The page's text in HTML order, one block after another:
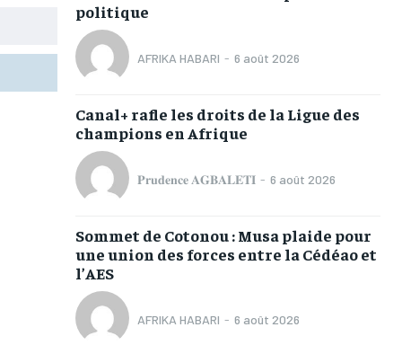
NOUVELLE D’AFRIQUE
LEDEFENSEURINFO
ACTU LOMÉ
1-MONTH
/ month
to this tier, you are billed
after the first one until you
of the monthly subscription.
1-MONTH
/ month
to this tier, you are billed
after the first one until you
of the monthly subscription.
NOUVELLE D’AFRIQUE
LEDEFENSEURINFO
ACTU LOMÉ
NOUVELLE D’AFRIQUE
LEDEFENSEURINFO
ACTU LOMÉ
NOUVELLE D’AFRIQUE
LEDEFENSEURINFO
ACTU LOMÉ
politique
AFRIKA HABARI - 6 août 2026
Canal+ rafle les droits de la Ligue des
champions en Afrique
𝐏𝐫𝐮𝐝𝐞𝐧𝐜𝐞 𝐀𝐆𝐁𝐀𝐋𝐄𝐓𝐈 - 6 août 2026
Sommet de Cotonou : Musa plaide pour
une union des forces entre la Cédéao et
l’AES
AFRIKA HABARI - 6 août 2026